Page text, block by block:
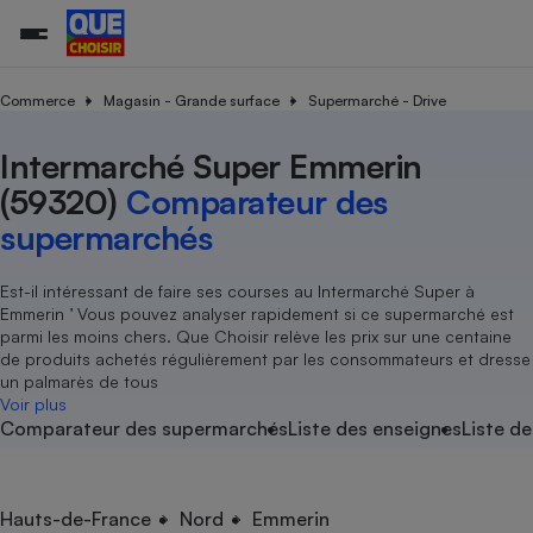
Commerce Magasin - Grande surface Supermarché - Drive
Intermarché Super Emmerin
(59320) Comparateur des
supermarchés
Est-il intéressant de faire ses courses au Intermarché Super à
Emmerin ’ Vous pouvez analyser rapidement si ce supermarché est
parmi les moins chers. Que Choisir relève les prix sur une centaine
de produits achetés régulièrement par les consommateurs et dresse
un palmarès de tous
Voir plus
Comparateur des supermarchésListe des enseignesListe
Hauts-de-France Nord Emmerin
Agriculture
Produit alimentaire
Achat - Vente - Location
Carburant
Magasin - Grande surface
Marketing - Fidélisation
Organismes de défense
Système judiciaire
Air
Eau
Achat - Vente - Travaux
Location
Sport
Vacances - Tourisme
électrique
Démarche administrative
Senior
Service marchand
Train
Transport aérien
Toutes les actualités
Enquêtes
Guides d'achat
Conseils
Brèves
Tous les services
Soumettre un litige
Lettres types
Rencontrer une association locale
Tous nos combats
Nos actions
Nos grandes victoires
Les billets de la présidente
Nos associations locales
Nous rejoindre
En savoir plus sur Que Choisir Ensemble
?
L’association
Nos missions
Notre méthodologie
Notre financement
Nos partenaires
Nous rejoindre